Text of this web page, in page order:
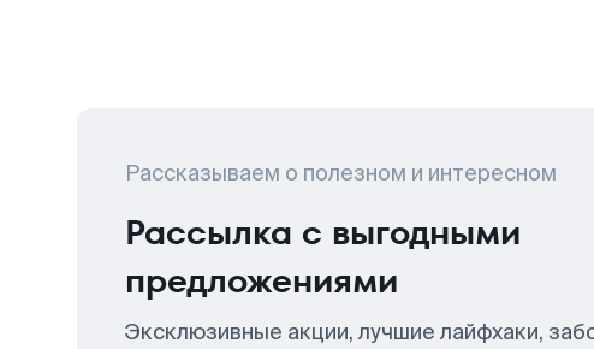
Рассказываем о полезном и интересном
Рассылка с выгодными
предложениями
Эксклюзивные акции, лучшие лайфхаки,